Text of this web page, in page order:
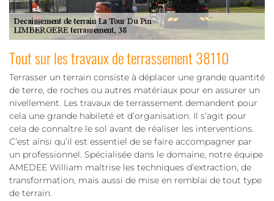
Tout sur les travaux de terrassement 38110
Terrasser un terrain consiste à déplacer une grande quantité
de terre, de roches ou autres matériaux pour en assurer un
nivellement. Les travaux de terrassement demandent pour
cela une grande habileté et d’organisation. Il s’agit pour
cela de connaître le sol avant de réaliser les interventions.
C’est ainsi qu’il est essentiel de se faire accompagner par
un professionnel. Spécialisée dans le domaine, notre équipe
AMEDEE William maîtrise les techniques d’extraction, de
transformation, mais aussi de mise en remblai de tout type
de terrain.